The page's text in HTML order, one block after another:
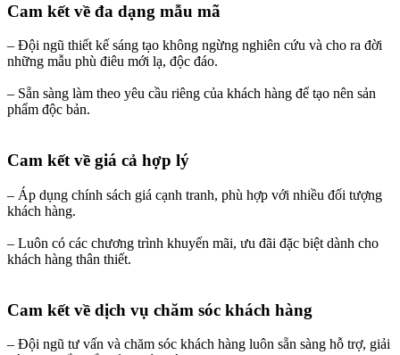
Cam kết về đa dạng mẫu mã
– Đội ngũ thiết kế sáng tạo không ngừng nghiên cứu và cho ra đời
những mẫu phù điêu mới lạ, độc đáo.
– Sẵn sàng làm theo yêu cầu riêng của khách hàng để tạo nên sản
phẩm độc bản.
Cam kết về giá cả hợp lý
– Áp dụng chính sách giá cạnh tranh, phù hợp với nhiều đối tượng
khách hàng.
– Luôn có các chương trình khuyến mãi, ưu đãi đặc biệt dành cho
khách hàng thân thiết.
Cam kết về dịch vụ chăm sóc khách hàng
– Đội ngũ tư vấn và chăm sóc khách hàng luôn sẵn sàng hỗ trợ, giải